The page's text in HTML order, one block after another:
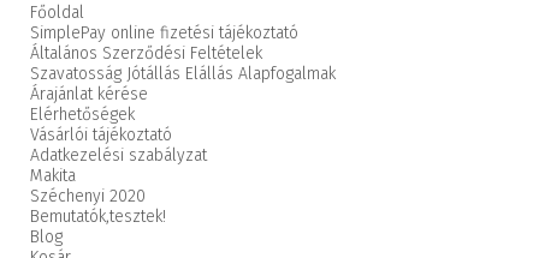
Főoldal
SimplePay online fizetési tájékoztató
Általános Szerződési Feltételek
Szavatosság Jótállás Elállás Alapfogalmak
Árajánlat kérése
Elérhetőségek
Vásárlói tájékoztató
Adatkezelési szabályzat
Makita
Széchenyi 2020
Bemutatók,tesztek!
Blog